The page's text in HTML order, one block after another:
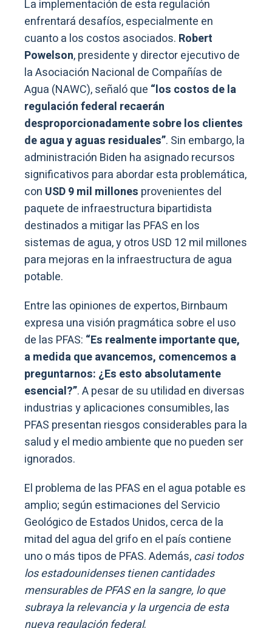
La implementación de esta regulación
enfrentará desafíos, especialmente en
cuanto a los costos asociados. Robert
Powelson, presidente y director ejecutivo de
la Asociación Nacional de Compañías de
Agua (NAWC), señaló que “los costos de la
regulación federal recaerán
desproporcionadamente sobre los clientes
de agua y aguas residuales”. Sin embargo, la
administración Biden ha asignado recursos
significativos para abordar esta problemática,
con USD 9 mil millones provenientes del
paquete de infraestructura bipartidista
destinados a mitigar las PFAS en los
sistemas de agua, y otros USD 12 mil millones
para mejoras en la infraestructura de agua
potable.
Entre las opiniones de expertos, Birnbaum
expresa una visión pragmática sobre el uso
de las PFAS: “Es realmente importante que,
a medida que avancemos, comencemos a
preguntarnos: ¿Es esto absolutamente
esencial?”. A pesar de su utilidad en diversas
industrias y aplicaciones consumibles, las
PFAS presentan riesgos considerables para la
salud y el medio ambiente que no pueden ser
ignorados.
El problema de las PFAS en el agua potable es
amplio; según estimaciones del Servicio
Geológico de Estados Unidos, cerca de la
mitad del agua del grifo en el país contiene
uno o más tipos de PFAS. Además,casi todos
los estadounidenses tienen cantidades
mensurables de PFAS en la sangre, lo que
subraya la relevancia y la urgencia de esta
nueva regulación federal.